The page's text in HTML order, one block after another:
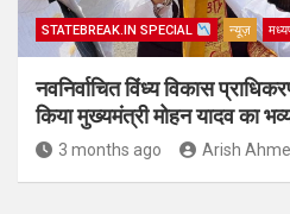
STATEBREAK.IN SPECIAL न्यूज़
नवनिर्वाचित विंध्य विकास
किया मुख्यमंत्री मोहन यादव का
3 months ago Arish